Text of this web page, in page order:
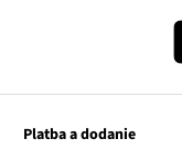
Platba a dodanie